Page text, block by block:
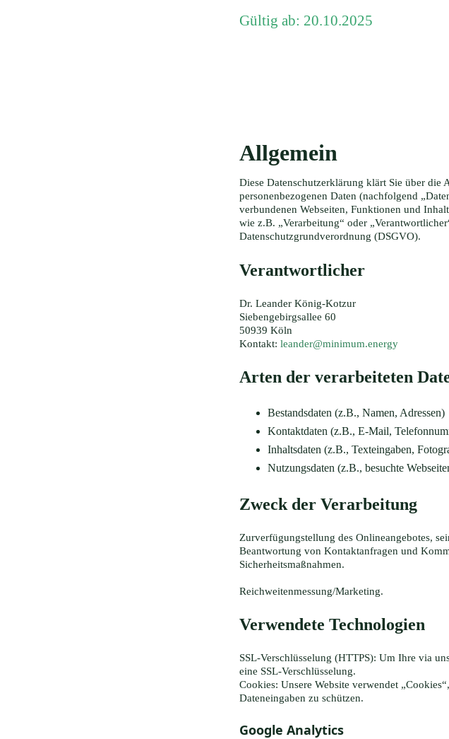
Gültig ab: 20.10.2025
Allgemein
Diese Datenschutzerklärung klärt Sie über
personenbezogenen Daten (nachfolgend
verbundenen Webseiten, Funktionen und
wie z.B. „Verarbeitung“ oder
Datenschutzgrundverordnung (DSGVO).
Verantwortlicher
Dr. Leander König-Kotzur
Siebengebirgsallee 60
50939 Köln
Kontakt: leander@minimum.energy
Arten der verarbeiteten
Bestandsdaten (z.B., Namen, Adressen)
Kontaktdaten (z.B., E-Mail,
Inhaltsdaten (z.B., Texteingaben,
Nutzungsdaten (z.B., besuchte
Zweck der Verarbeitung
Zurverfügungstellung des Onlineangebotes,
Beantwortung von Kontaktanfragen und
Sicherheitsmaßnahmen.
Reichweitenmessung/Marketing.
Verwendete Technologien
SSL-Verschlüsselung (HTTPS): Um Ihre via
eine SSL-Verschlüsselung.
Cookies: Unsere Website verwendet
Dateneingaben zu schützen.
Google Analytics